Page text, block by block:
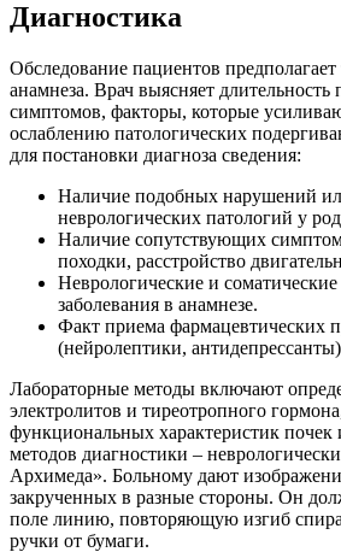
Диагностика
Обследование пациентов
анамнеза. Врач выясняет длительность
симптомов, факторы, которые
ослаблению патологических
для постановки диагноза сведения:
Наличие подобных нарушений
неврологических патологий у
Наличие сопутствующих
походки, расстройство
Неврологические и
заболевания в анамнезе.
Факт приема фармацевтических
(нейролептики,
Лабораторные методы включают
электролитов и тиреотропного
функциональных характеристик
методов диагностики –
Архимеда». Больному дают
закрученных в разные стороны. Он
поле линию, повторяющую изгиб
ручки от бумаги.